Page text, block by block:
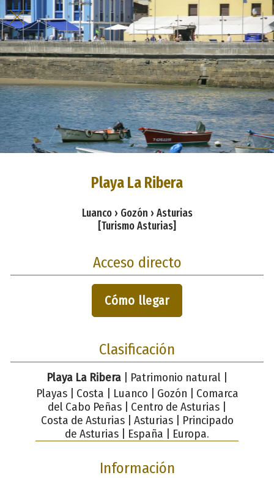
Playa La Ribera
Luanco › Gozón › Asturias
[Turismo Asturias]
Acceso directo
Cómo llegar
Clasificación
Playa La Ribera | Patrimonio natural |
Playas | Costa | Luanco | Gozón | Comarca
del Cabo Peñas | Centro de Asturias |
Costa de Asturias | Asturias | Principado
de Asturias | España | Europa.
Información